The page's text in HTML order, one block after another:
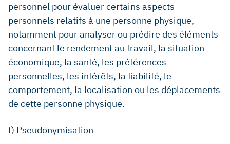
personnel pour évaluer certains aspects
personnels relatifs à une personne physique,
notamment pour analyser ou prédire des éléments
concernant le rendement au travail, la situation
économique, la santé, les préférences
personnelles, les intérêts, la fiabilité, le
comportement, la localisation ou les déplacements
de cette personne physique.
f) Pseudonymisation